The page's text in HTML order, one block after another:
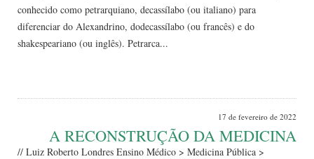
conhecido como petrarquiano, decassílabo (ou italiano) para
diferenciar do Alexandrino, dodecassílabo (ou francês) e do
shakespeariano (ou inglês). Petrarca...
17 de fevereiro de 2022
A RECONSTRUÇÃO DA MEDICINA
// Luiz Roberto Londres Ensino Médico > Medicina Pública >